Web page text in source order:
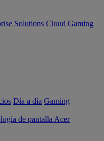
Solutions Cloud Gaming
Día a día Gaming
de pantalla Acer